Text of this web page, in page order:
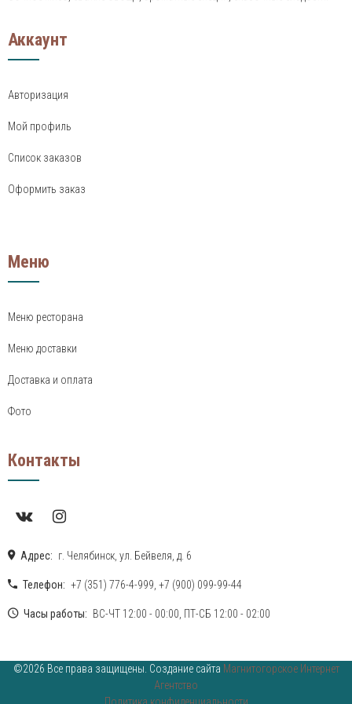
Аккаунт
Авторизация
Мой профиль
Список заказов
Оформить заказ
Меню
Меню ресторана
Меню доставки
Доставка и оплата
Фото
Контакты
Адрес: г. Челябинск, ул. Бейвеля, д. 6
Телефон: +7 (351) 776-4-999 +7 (900) 099-99-44
Часы работы: ВС-ЧТ 12:00 - 00:00, ПТ-СБ 12:00 - 02:00
©2026 Все права защищены. Создание сайта Магнитогорское Интернет
Агентство